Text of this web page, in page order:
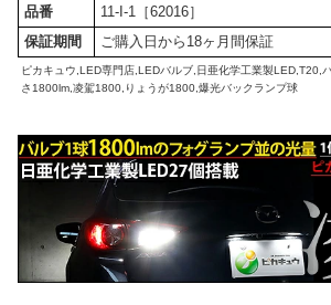
品番
11-I-1［62016］
保証期間
ご購入日から18ヶ月間保証
ピカキュウ,LED専門店,LEDバルブ,日亜化学工業製LED,T20,
さ1800lm,凌駕1800,りょうが1800,爆光バックランプ球